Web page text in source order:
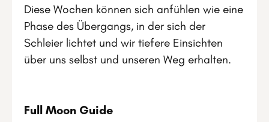
Diese Wochen können sich anfühlen wie eine
Phase des Übergangs, in der sich der
Schleier lichtet und wir tiefere Einsichten
über uns selbst und unseren Weg erhalten.
Full Moon Guide